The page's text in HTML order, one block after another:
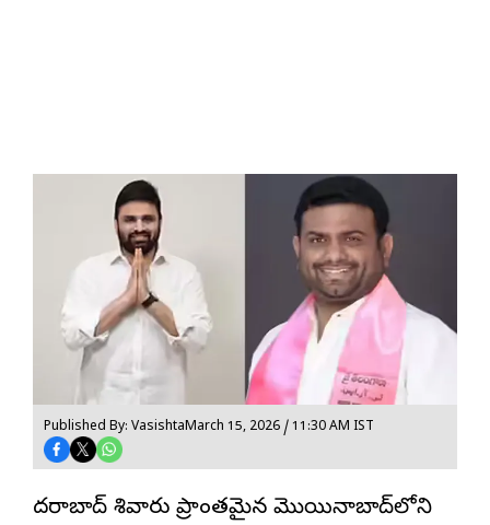
Published By: VasishtaMarch 15, 2026 / 11:30 AM IST
హైదరాబాద్ శివారు ప్రాంతమైన మొయినాబాద్‌లోని